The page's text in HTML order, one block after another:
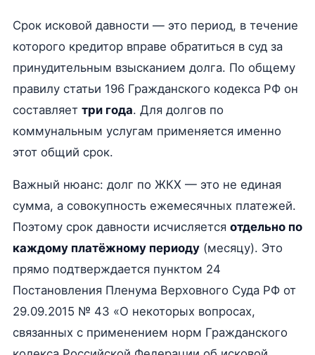
Срок исковой давности — это период, в течение
которого кредитор вправе обратиться в суд за
принудительным взысканием долга. По общему
правилу статьи 196 Гражданского кодекса РФ он
составляет три года. Для долгов по
коммунальным услугам применяется именно
этот общий срок.
Важный нюанс: долг по ЖКХ — это не единая
сумма, а совокупность ежемесячных платежей.
Поэтому срок давности исчисляется отдельно по
каждому платёжному периоду(месяцу). Это
прямо подтверждается пунктом 24
Постановления Пленума Верховного Суда РФ от
29.09.2015 № 43 «О некоторых вопросах,
связанных с применением норм Гражданского